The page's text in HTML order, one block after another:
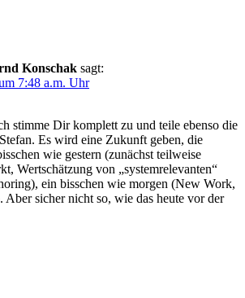
Konschak sagt:
7:48 a.m. Uhr
stimme Dir komplett zu und teile ebenso die
Es wird eine Zukunft geben, die
wie gestern (zunächst teilweise
Wertschätzung von „systemrelevanten“
ein bisschen wie morgen (New Work,
sicher nicht so, wie das heute vor der